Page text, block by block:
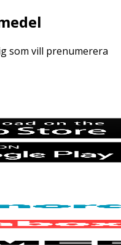
som vill prenumerera